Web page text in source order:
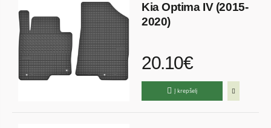
Kia Optima IV (2015-
2020)
20.10€
Į krepšelį